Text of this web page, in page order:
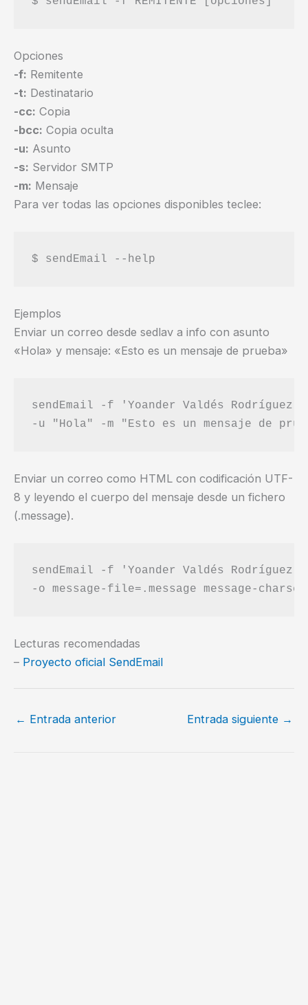
Opciones
-f: Remitente
-t: Destinatario
-cc: Copia
-bcc: Copia oculta
-u: Asunto
-s: Servidor SMTP
-m: Mensaje
Para ver todas las opciones disponibles teclee:
Ejemplos
Enviar un correo desde sedlav a info con asunto
«Hola» y mensaje: «Esto es un mensaje de prueba»
sendEmail -f 'Yoander Valdés Rodríguez
Enviar un correo como HTML con codificación UTF-
8 y leyendo el cuerpo del mensaje desde un fichero
(.message).
sendEmail -f 'Yoander Valdés Rodríguez
Lecturas recomendadas
– Proyecto oficial SendEmail
← Entrada anterior Entrada siguiente →